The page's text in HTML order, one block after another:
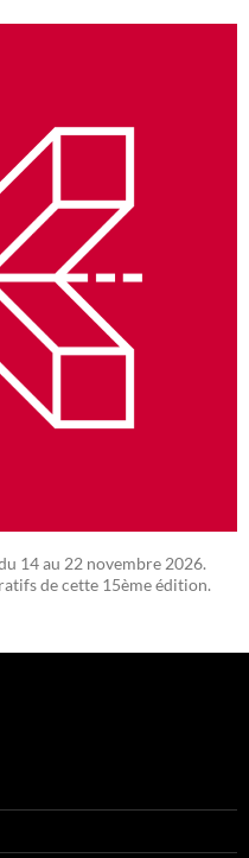
14 au 22 novembre 2026.
de cette 15ème édition.